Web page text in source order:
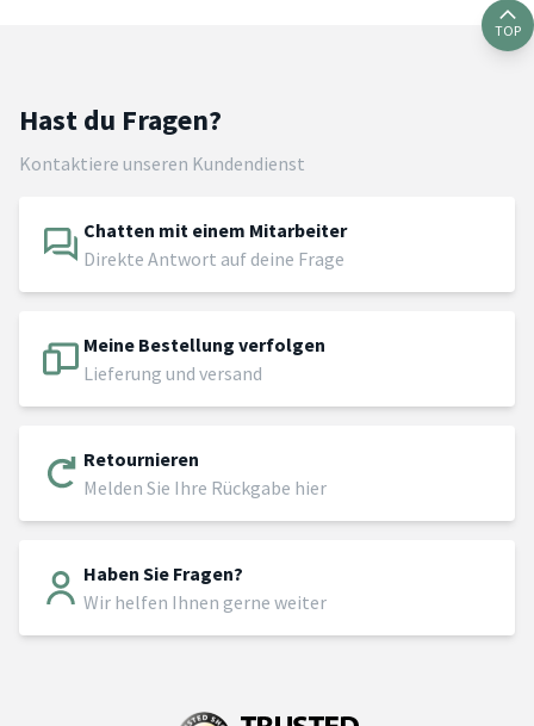
TOP
Hast du Fragen?
Kontaktiere unseren Kundendienst
Chatten mit einem Mitarbeiter
Direkte Antwort auf deine Frage
Meine Bestellung verfolgen
Lieferung und versand
Retournieren
Melden Sie Ihre Rückgabe hier
Haben Sie Fragen?
Wir helfen Ihnen gerne weiter